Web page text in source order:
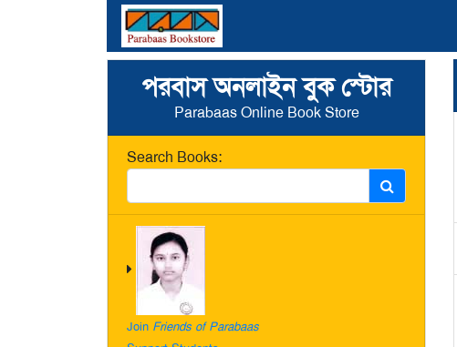
পরবাস অনলাইন বুক স্টোর
Parabaas Online Book Store
Search Books:
Join Friends of Parabaas